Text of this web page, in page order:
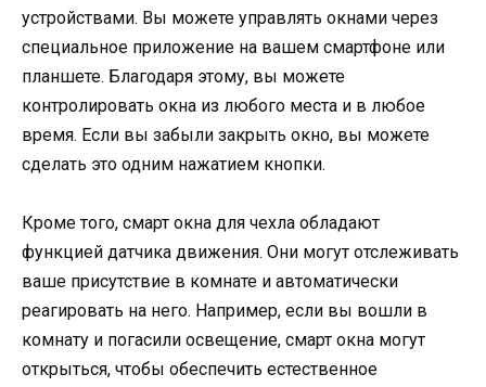
устройствами. Вы можете управлять окнами через
специальное приложение на вашем смартфоне или
планшете. Благодаря этому, вы можете
контролировать окна из любого места и в любое
время. Если вы забыли закрыть окно, вы можете
сделать это одним нажатием кнопки.
Кроме того, смарт окна для чехла обладают
функцией датчика движения. Они могут отслеживать
ваше присутствие в комнате и автоматически
реагировать на него. Например, если вы вошли в
комнату и погасили освещение, смарт окна могут
открыться, чтобы обеспечить естественное